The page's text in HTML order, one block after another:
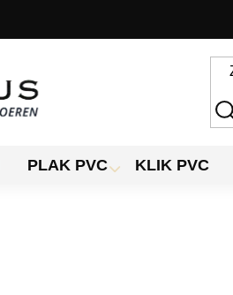
PLAK PVC KLIK PVC